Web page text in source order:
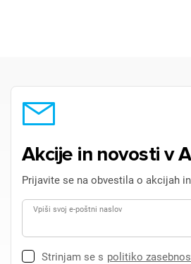
Akcije in novosti v
Prijavite se na obvestila o akcijah
Vpiši svoj e-poštni naslov
Strinjam se s politiko